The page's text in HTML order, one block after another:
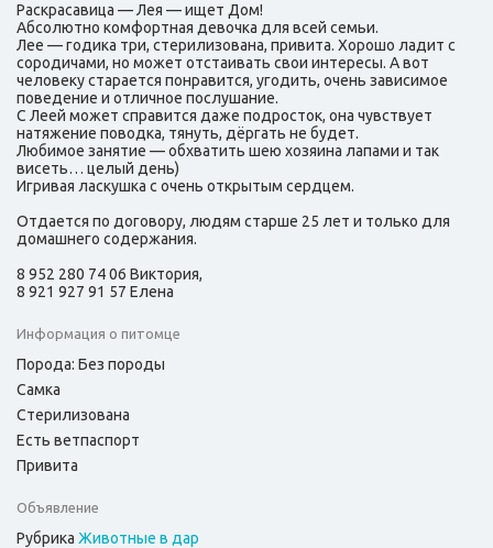
Раскрасавица — Лея — ищет Дом!
Абсолютно комфортная девочка для всей семьи.
Лее — годика три, стерилизована, привита. Хорошо ладит с
сородичами, но может отстаивать свои интересы. А вот
человеку старается понравится, угодить, очень зависимое
поведение и отличное послушание.
С Леей может справится даже подросток, она чувствует
натяжение поводка, тянуть, дёргать не будет.
Любимое занятие — обхватить шею хозяина лапами и так
висеть… целый день)
Игривая ласкушка с очень открытым сердцем.
Отдается по договору, людям старше 25 лет и только для
домашнего содержания.
8 952 280 74 06 Виктория,
8 921 927 91 57 Елена
Информация о питомце
Порода: Без породы
Самка
Стерилизована
Есть ветпаспорт
Привита
Объявление
Рубрика Животные в дар